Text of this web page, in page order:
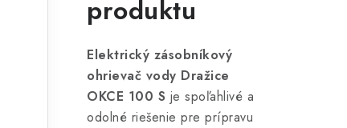
produktu
Elektrický zásobníkový
ohrievač vody Dražice
OKCE 100 S je spoľahlivé a
odolné riešenie pre prípravu